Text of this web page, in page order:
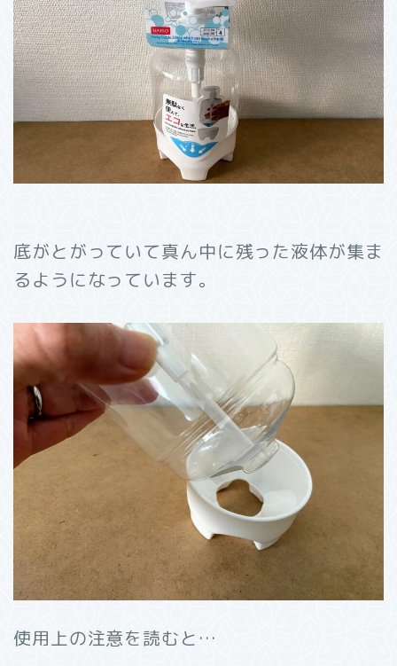
底がとがっていて真ん中に残った液体が集ま
るようになっています。
使用上の注意を読むと…